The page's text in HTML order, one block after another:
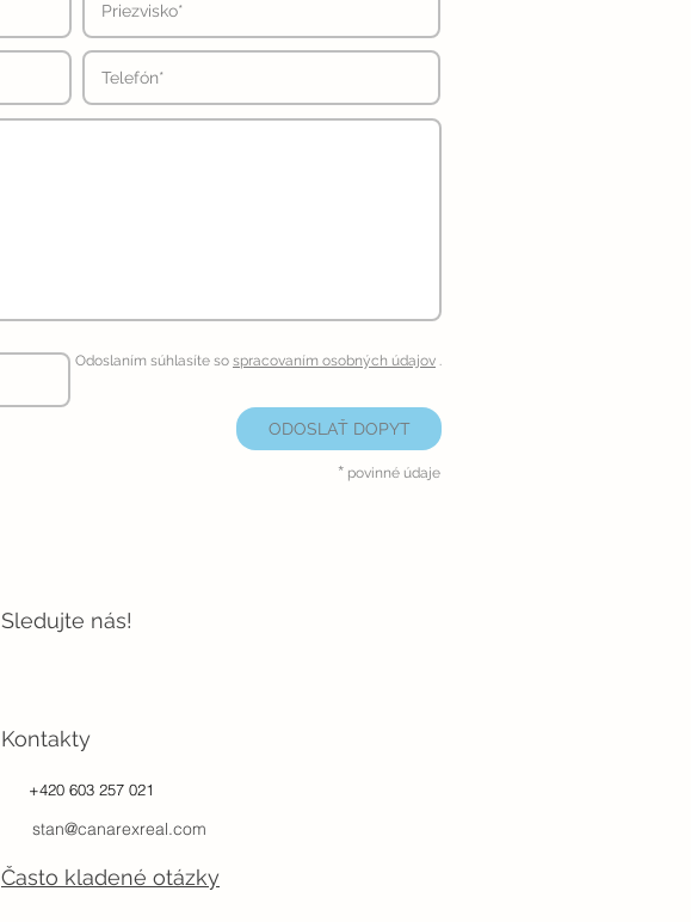
Odoslaním súhlasíte so spracovaním osobných údajov .
ODOSLAŤ DOPYT
* povinné údaje
Sledujte nás!
Kontakty
+420 603 257 021
stan@canarexreal.com
Často kladené otázky